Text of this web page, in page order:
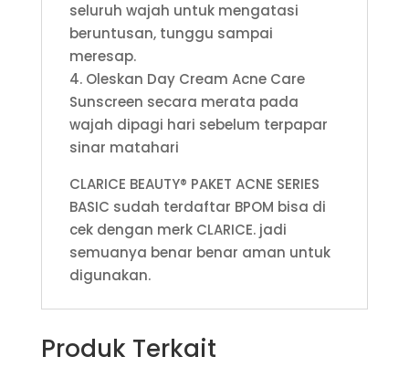
seluruh wajah untuk mengatasi
beruntusan, tunggu sampai
meresap.
4. Oleskan Day Cream Acne Care
Sunscreen secara merata pada
wajah dipagi hari sebelum terpapar
sinar matahari
CLARICE BEAUTY® PAKET ACNE SERIES
BASIC sudah terdaftar BPOM bisa di
cek dengan merk CLARICE. jadi
semuanya benar benar aman untuk
digunakan.
Produk Terkait